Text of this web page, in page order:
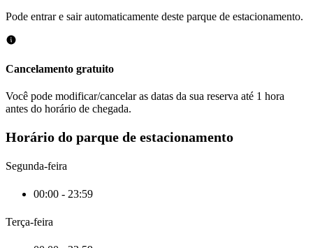
Pode entrar e sair automaticamente deste parque de estacionamento.
Cancelamento gratuito
Você pode modificar/cancelar as datas da sua reserva até 1 hora
antes do horário de chegada.
Horário do parque de estacionamento
Segunda-feira
00:00 - 23:59
Terça-feira